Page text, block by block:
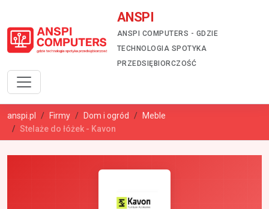
ANSPI
ANSPI COMPUTERS - GDZIE
TECHNOLOGIA SPOTYKA
PRZEDSIĘBIORCZOŚĆ
anspi.pl Firmy Dom i ogród
Meble
Stelaże do łóżek - Kavon